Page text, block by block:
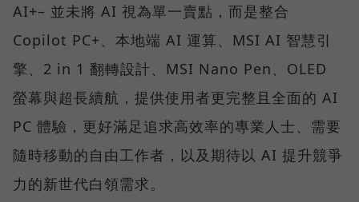
AI+– 並未將 AI 視為單一賣點，而是整合
Copilot PC+、本地端 AI 運算、MSI AI 智慧引
擎、2 in 1 翻轉設計、MSI Nano Pen、OLED
螢幕與超長續航，提供使用者更完整且全面的 AI
PC 體驗，更好滿足追求高效率的專業人士、需要
隨時移動的自由工作者，以及期待以 AI 提升競爭
力的新世代白領需求。